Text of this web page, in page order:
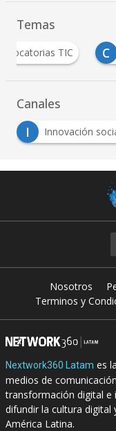
Temas
TIC C
Canales
I
Innovación
Nosotros
Terminos y
Nextwork360 Latam es
medios de
transformación digital e
difundir la cultura digital
América Latina.